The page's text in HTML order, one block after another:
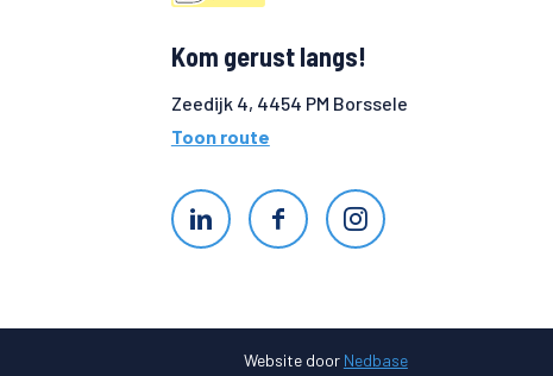
Kom gerust langs!
Zeedijk 4, 4454 PM Borssele
Toon route
Website door Nedbase